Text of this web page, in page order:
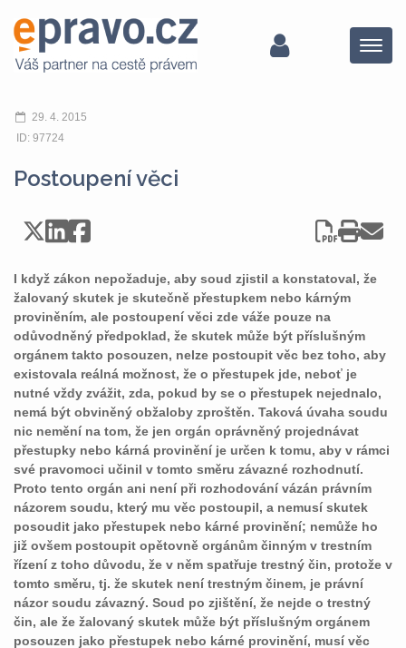
Menu
29. 4. 2015
ID: 97724
Postoupení věci
I když zákon nepožaduje, aby soud zjistil a konstatoval, že
žalovaný skutek je skutečně přestupkem nebo kárným
proviněním, ale postoupení věci zde váže pouze na
odůvodněný předpoklad, že skutek může být příslušným
orgánem takto posouzen, nelze postoupit věc bez toho, aby
existovala reálná možnost, že o přestupek jde, neboť je
nutné vždy zvážit, zda, pokud by se o přestupek nejednalo,
nemá být obviněný obžaloby zproštěn. Taková úvaha soudu
nic nemění na tom, že jen orgán oprávněný projednávat
přestupky nebo kárná provinění je určen k tomu, aby v rámci
své pravomoci učinil v tomto směru závazné rozhodnutí.
Proto tento orgán ani není při rozhodování vázán právním
názorem soudu, který mu věc postoupil, a nemusí skutek
posoudit jako přestupek nebo kárné provinění; nemůže ho
již ovšem postoupit opětovně orgánům činným v trestním
řízení z toho důvodu, že v něm spatřuje trestný čin, protože v
tomto směru, tj. že skutek není trestným činem, je právní
názor soudu závazný. Soud po zjištění, že nejde o trestný
čin, ale že žalovaný skutek může být příslušným orgánem
posouzen jako přestupek nebo kárné provinění, musí věc